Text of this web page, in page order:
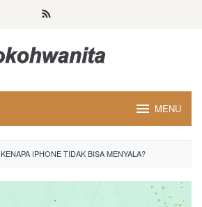
MENU
KENAPA IPHONE TIDAK BISA MENYALA?